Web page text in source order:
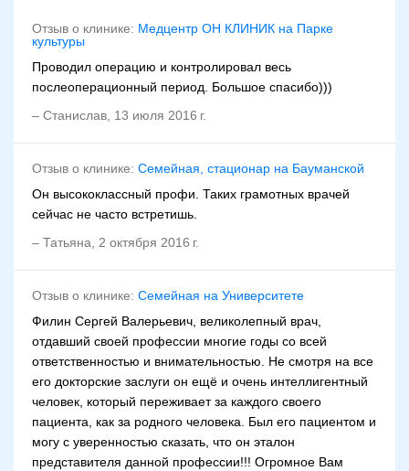
Отзыв о клинике: Медцентр ОН КЛИНИК на Парке
культуры
Проводил операцию и контролировал весь
послеоперационный период. Большое спасибо)))
– Станислав, 13 июля 2016 г.
Отзыв о клинике: Семейная, стационар на Бауманской
Он высококлассный профи. Таких грамотных врачей
сейчас не часто встретишь.
– Татьяна, 2 октября 2016 г.
Отзыв о клинике: Семейная на Университете
Филин Сергей Валерьевич, великолепный врач,
отдавший своей профессии многие годы со всей
ответственностью и внимательностью. Не смотря на все
его докторские заслуги он ещё и очень интеллигентный
человек, который переживает за каждого своего
пациента, как за родного человека. Был его пациентом и
могу с уверенностью сказать, что он эталон
представителя данной профессии!!! Огромное Вам